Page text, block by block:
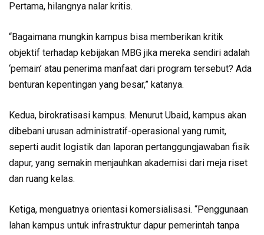
Pertama, hilangnya nalar kritis.
“Bagaimana mungkin kampus bisa memberikan kritik
objektif terhadap kebijakan MBG jika mereka sendiri adalah
‘pemain’ atau penerima manfaat dari program tersebut? Ada
benturan kepentingan yang besar,” katanya.
Kedua, birokratisasi kampus. Menurut Ubaid, kampus akan
dibebani urusan administratif-operasional yang rumit,
seperti audit logistik dan laporan pertanggungjawaban fisik
dapur, yang semakin menjauhkan akademisi dari meja riset
dan ruang kelas.
Ketiga, menguatnya orientasi komersialisasi. “Penggunaan
lahan kampus untuk infrastruktur dapur pemerintah tanpa